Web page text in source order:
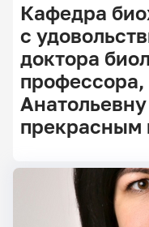
Кафедра
с
доктора
профессора,
прекрасным